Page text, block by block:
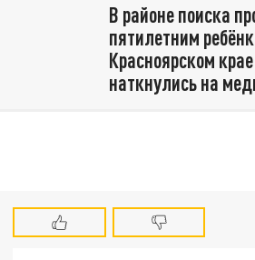
В районе поиска
пятилетним
Красноярском
наткнулись на